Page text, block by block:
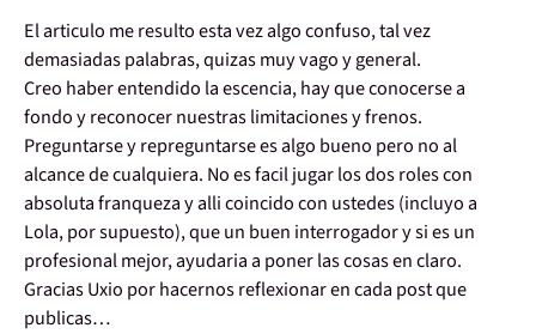
El articulo me resulto esta vez algo confuso, tal vez
demasiadas palabras, quizas muy vago y general.
Creo haber entendido la escencia, hay que conocerse a
fondo y reconocer nuestras limitaciones y frenos.
Preguntarse y repreguntarse es algo bueno pero no al
alcance de cualquiera. No es facil jugar los dos roles con
absoluta franqueza y alli coincido con ustedes (incluyo a
Lola, por supuesto), que un buen interrogador y si es un
profesional mejor, ayudaria a poner las cosas en claro.
Gracias Uxio por hacernos reflexionar en cada post que
publicas…